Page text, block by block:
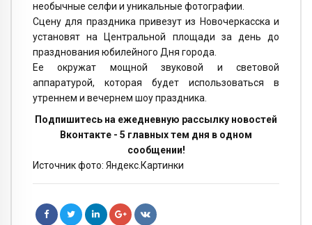
необычные селфи и уникальные фотографии.
Сцену для праздника привезут из Новочеркасска и
установят на Центральной площади за день до
празднования юбилейного Дня города.
Ее окружат мощной звуковой и световой
аппаратурой, которая будет использоваться в
утреннем и вечернем шоу праздника.
Подпишитесь на ежедневную рассылку новостей
Вконтакте - 5 главных тем дня в одном
сообщении!
Источник фото: Яндекс.Картинки